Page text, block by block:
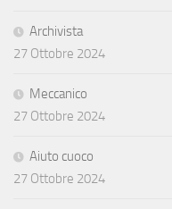
Archivista
27 Ottobre 2024
Meccanico
27 Ottobre 2024
Aiuto cuoco
27 Ottobre 2024